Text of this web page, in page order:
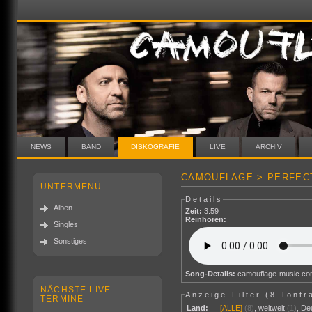
NEWS BAND DISKOGRAFIE LIVE ARCHIV
UNTERMENÜ
Alben
Singles
Sonstiges
NÄCHSTE LIVE
TERMINE
CAMOUFLAGE >
Details
Zeit: 3:59
Reinhören:
Song-Details: camouflage-
Anzeige-Filter (8
Land:
[ALLE] (8) ,weltweit (1)